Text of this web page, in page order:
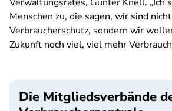
Menschen zu, die sagen, wir sind
Verbraucherschutz, sondern wir
Zukunft noch viel, viel mehr
Die Mitgliedsverbände